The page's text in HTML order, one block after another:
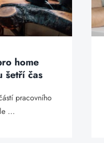
home
šetří čas
pracovního
...